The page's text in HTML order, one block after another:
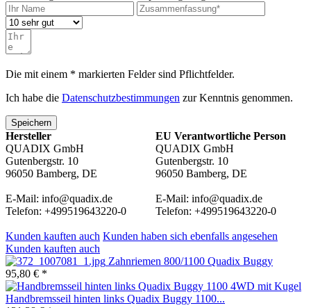
Die mit einem * markierten Felder sind Pflichtfelder.
Ich habe die Datenschutzbestimmungen zur Kenntnis genommen.
Speichern
Hersteller
QUADIX GmbH
Gutenbergstr. 10
96050 Bamberg, DE
E-Mail: info@quadix.de
Telefon: +499519643220-0
EU Verantwortliche Person
QUADIX GmbH
Gutenbergstr. 10
96050 Bamberg, DE
E-Mail: info@quadix.de
Telefon: +499519643220-0
Kunden kauften auch Kunden haben sich ebenfalls angesehen
Kunden kauften auch
Zahnriemen 800/1100 Quadix Buggy
95,80 € *
Handbremsseil hinten links Quadix Buggy 1100...